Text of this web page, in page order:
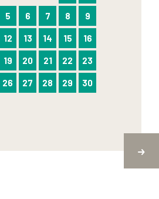
5 6 7 8 9
12 13 14 15 16
19 20 21 22 23
26 27 28 29 30